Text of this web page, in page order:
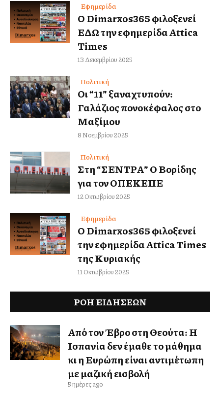
Εφημερίδα
Ο Dimarxos365 φιλοξενεί
ΕΔΩ την εφημερίδα Attica
Times
13 Δεκεμβρίου 2025
Πολιτική
Οι “11” ξαναχτυπούν:
Γαλάζιος πονοκέφαλος στο
Μαξίμου
8 Νοεμβρίου 2025
Πολιτική
Στη “ΣΕΝΤΡΑ” Ο Βορίδης
για τον ΟΠΕΚΕΠΕ
12 Οκτωβρίου 2025
Εφημερίδα
Ο Dimarxos365 φιλοξενεί
την εφημερίδα Attica Times
της Κυριακής
11 Οκτωβρίου 2025
ΡΟΗ ΕΙΔΉΣΕΩΝ
Από τον Έβρο στη Θεούτα: Η
Ισπανία δεν έμαθε το μάθημα
κι η Ευρώπη είναι αντιμέτωπη
με μαζική εισβολή
5 ημέρες ago